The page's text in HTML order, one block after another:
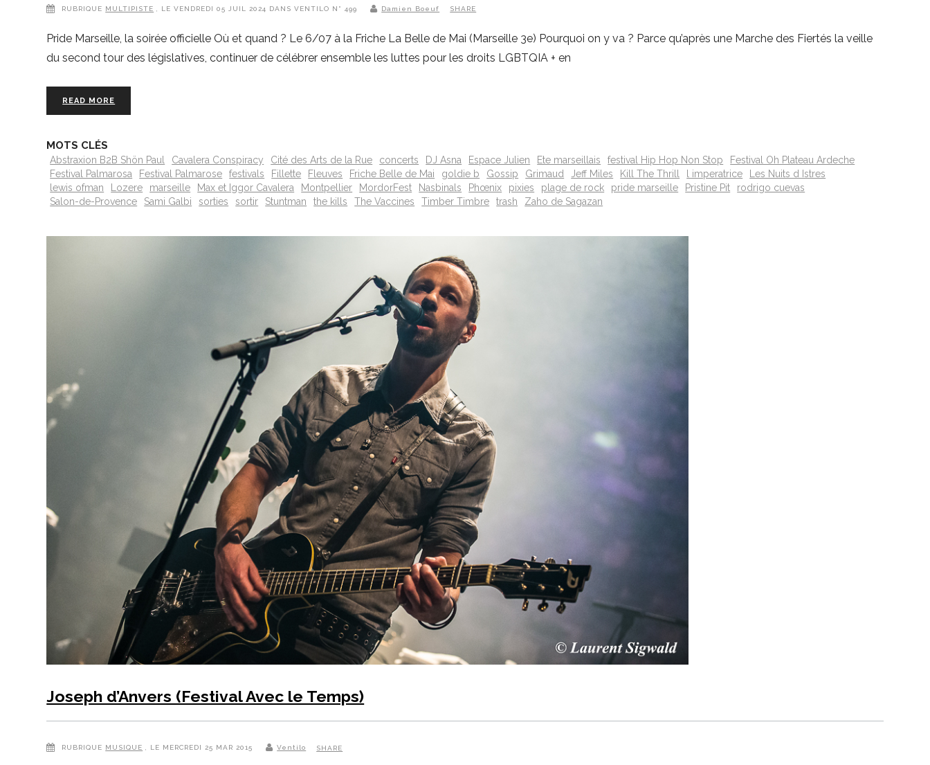
RUBRIQUE MULTIPISTE , LE VENDREDI 05 JUIL 2024 DANS VENTILO N° 499 Damien Boeuf SHARE
Pride Marseille, la soirée officielle Où et quand ? Le 6/07 à la Friche La Belle de Mai (Marseille 3e) Pourquoi on y va ? Parce qu’après une Marche des Fiertés la veille
du second tour des législatives, continuer de célébrer ensemble les luttes pour les droits LGBTQIA + en
READ MORE
MOTS CLÉS
Abstraxion B2B Shön Paul Cavalera Conspiracy Cité des Arts de la Rue concerts DJ Asna Espace Julien Ete marseillais festival Hip Hop Non Stop
Festival Oh Plateau Ardeche
Festival Palmarosa
Festival Palmarose festivals Fillette Fleuves Friche Belle de Mai goldie b Gossip Grimaud Jeff Miles Kill The Thrill l imperatrice
Les Nuits d Istres
lewis ofman
Lozere marseille Max et Iggor Cavalera Montpellier MordorFest Nasbinals Phœnix pixies plage de rock pride marseille Pristine Pit
rodrigo cuevas
Salon-de-Provence
Sami Galbi sorties sortir Stuntman the kills The Vaccines Timber Timbre trash Zaho de Sagazan
Joseph d’Anvers (Festival Avec le Temps)
RUBRIQUE MUSIQUE , LE MERCREDI 25 MAR 2015 Ventilo SHARE